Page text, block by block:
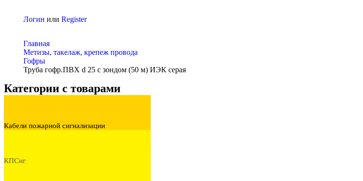
Логин или Register
Главная
Метизы, такелаж, крепеж провода
Гофры
Труба гофр.ПВХ d 25 с зондом (50 м) ИЭК серая
Категории с товарами
Кабели пожарной сигнализации
КПСнг